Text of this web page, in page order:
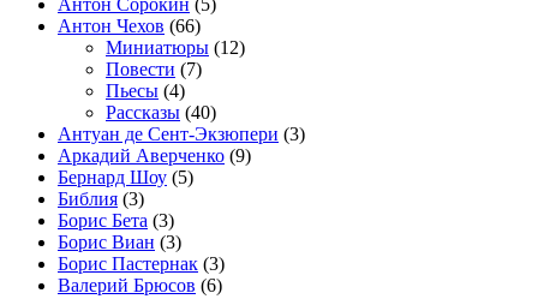
Антон Чехов (66)
Миниатюры (12)
Повести (7)
Пьесы (4)
Рассказы (40)
Антуан де Сент-Экзюпери (3)
Аркадий Аверченко (9)
Бернард Шоу (5)
Библия (3)
Борис Бета (3)
Борис Виан (3)
Борис Пастернак (3)
Валерий Брюсов (6)